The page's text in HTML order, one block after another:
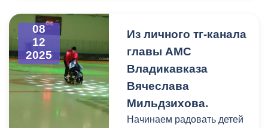
РСО-Алания темная
улица не соответствовала
требованиям
безопасности.
08
12
2025
Из личного тг-канала
главы АМС
Владикавказа
Вячеслава
Мильдзихова.
Начинаем радовать детей